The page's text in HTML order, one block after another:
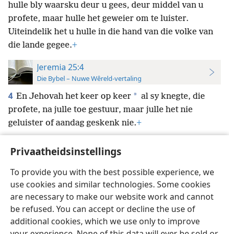
Privaatheidsinstellings
To provide you with the best possible experience, we
use cookies and similar technologies. Some cookies
are necessary to make our website work and cannot
be refused. You can accept or decline the use of
additional cookies, which we use only to improve
hulle bly waarsku deur u gees, deur middel van u
profete, maar hulle het geweier om te luister.
Uiteindelik het u hulle in die hand van die volke van
die lande gegee.+
Jeremia 25:4
Die Bybel – Nuwe Wêreld-vertaling
4 En Jehovah het keer op keer * al sy knegte, die
profete, na julle toe gestuur, maar julle het nie
geluister of aandag geskenk nie.+
Afrikaans Voorkeure
Copyright© 2026 Watch Tower Bible and Tract Society of Pennsylvania
Gebruiksvoorwaardes Privaatheidsbeleid
Privaatheidsinstellings
JW.ORG
Meld aan